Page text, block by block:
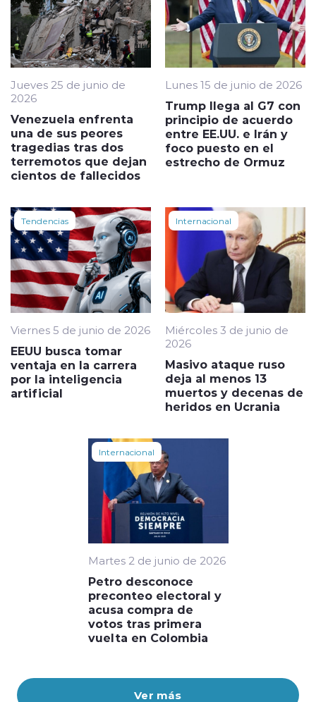
Ver más
Jueves 25 de junio de
2026
Venezuela enfrenta
una de sus peores
tragedias tras dos
terremotos que dejan
cientos de fallecidos
Lunes 15 de junio de 2026
Trump llega al G7 con
principio de acuerdo
entre EE.UU. e Irán y
foco puesto en el
estrecho de Ormuz
Tendencias
Viernes 5 de junio de 2026
EEUU busca tomar
ventaja en la carrera
por la inteligencia
artificial
Internacional
Miércoles 3 de junio de
2026
Masivo ataque ruso
deja al menos 13
muertos y decenas de
heridos en Ucrania
Internacional
Martes 2 de junio de 2026
Petro desconoce
preconteo electoral y
acusa compra de
votos tras primera
vuelta en Colombia